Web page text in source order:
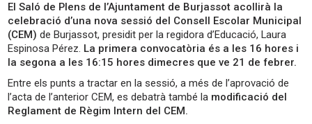
El Saló de Plens de l’Ajuntament de Burjassot acollirà la
celebració d’una nova sessió del Consell Escolar Municipal
(CEM) de Burjassot, presidit per la regidora d’Educació, Laura
Espinosa Pérez. La primera convocatòria és a les 16 hores i
la segona a les 16:15 hores dimecres que ve 21 de febrer.
Entre els punts a tractar en la sessió, a més de l’aprovació de
l’acta de l’anterior CEM, es debatrà també la modificació del
Reglament de Règim Intern del CEM.